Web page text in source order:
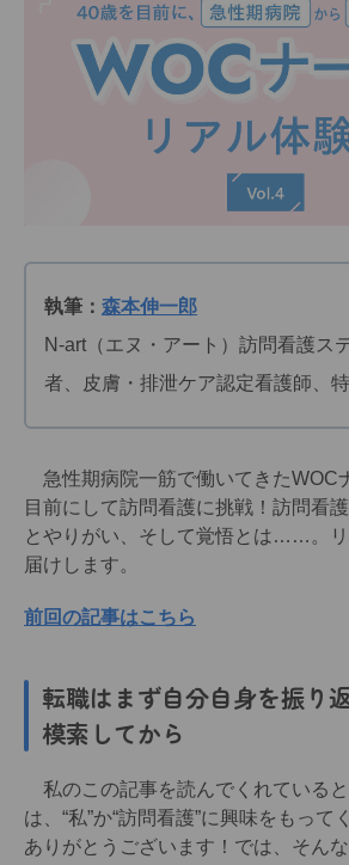
執筆： 森本伸一郎
N-art（エヌ・アート）訪問看護ス
者、皮膚・排泄ケア認定看護師、
急性期病院一筋で働いてきたWOC
目前にして訪問看護に挑戦！訪問看
とやりがい、そして覚悟とは……。
届けします。
前回の記事はこちら
転職はまず自分自身を振り
模索してから
私のこの記事を読んでくれていると
は、“私”か“訪問看護”に興味をもって
ありがとうございます！では、そん